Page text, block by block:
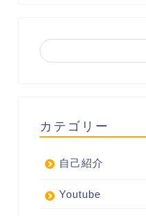
カテゴリー
自己紹介
Youtube